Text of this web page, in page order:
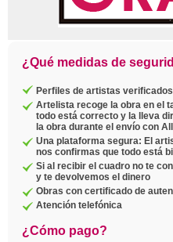
¿Qué medidas de
Perfiles de artistas verificados
Artelista recoge la obra en el
todo está correcto y la lleva
la obra durante el envío con
Una plataforma segura: El
nos confirmas que todo está
Si al recibir el cuadro no te
y te devolvemos el dinero
Obras con certificado de
Atención telefónica
¿Cómo pago?